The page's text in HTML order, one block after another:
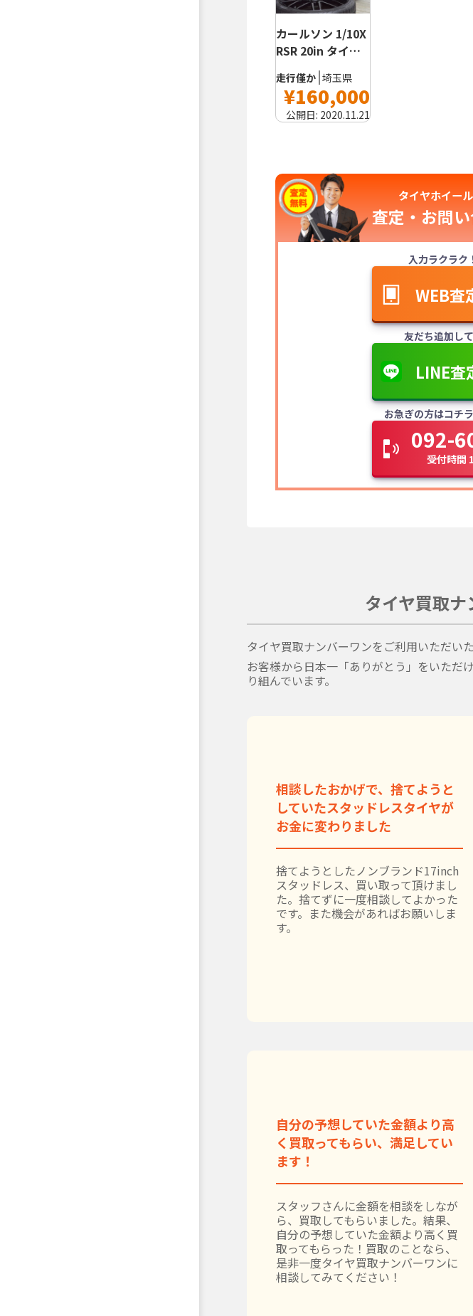
カールソン 1/10X
RSR 20in タイ…
走行僅か 埼玉県
¥160,000
公開日: 2020.11.21
タイヤホイー
査定・お問
入力ラクラク
WEB査
友だち追加し
LINE査
お急ぎの方はコチ
092-
受付時間
タイヤ買取
タイヤ買取ナンバーワンをご利用いただい
お客様から日本一「ありがとう」をいただ
り組んでいます。
相談したおかげで、捨てようと
していたスタッドレスタイヤが
お金に変わりました
捨てようとしたノンブランド17inch
スタッドレス、買い取って頂けまし
た。捨てずに一度相談してよかった
です。また機会があればお願いしま
す。
自分の予想していた金額より高
く買取ってもらい、満足してい
ます！
スタッフさんに金額を相談をしなが
ら、買取してもらいました。結果、
自分の予想していた金額より高く買
取ってもらった！買取のことなら、
是非一度タイヤ買取ナンバーワンに
相談してみてください！